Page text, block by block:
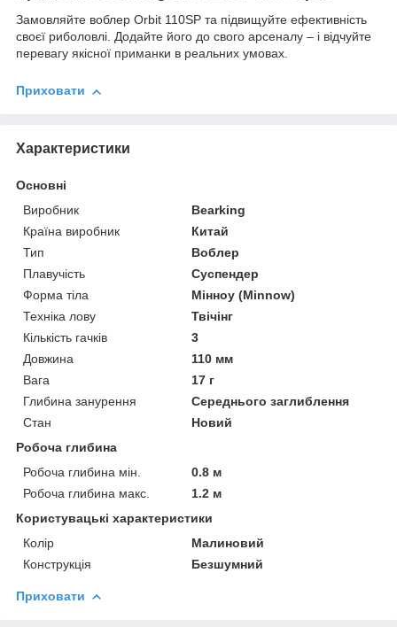
Замовляйте воблер Orbit 110SP та підвищуйте ефективність
своєї риболовлі. Додайте його до свого арсеналу – і відчуйте
перевагу якісної приманки в реальних умовах.
Приховати
Характеристики
Основні
Виробник
Bearking
Країна виробник
Китай
Тип
Воблер
Плавучість
Суспендер
Форма тіла
Мінноу (Minnow)
Техніка лову
Твічінг
Кількість гачків
3
Довжина
110 мм
Вага
17 г
Глибина занурення
Середнього заглиблення
Стан
Новий
Робоча глибина
Робоча глибина мін.
0.8 м
Робоча глибина макс.
1.2 м
Користувацькі характеристики
Колір
Малиновий
Конструкція
Безшумний
Приховати